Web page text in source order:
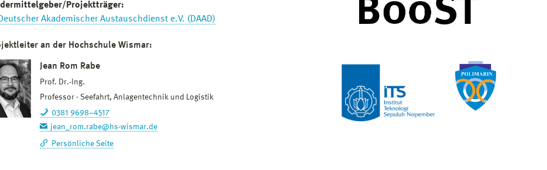
Projektträger:
Akademischer Austauschdienst e.V. (DAAD)
an der Hochschule Wismar:
Jean Rom Rabe
Prof. Dr.-Ing.
Professor
Seefahrt, Anlagentechnik und Logistik
0381 9698–4517
jean_rom.rabe@hs-wismar.de
Persönliche Seite